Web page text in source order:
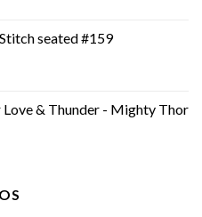
seated #159
& Thunder - Mighty Thor